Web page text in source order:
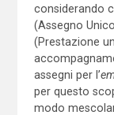
considerando
(Assegno
(Prestazione
assegni per l’
per questo
modo